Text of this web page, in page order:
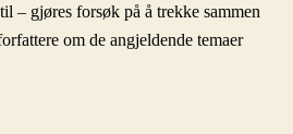
– gjøres forsøk på å trekke sammen
om de angjeldende temaer